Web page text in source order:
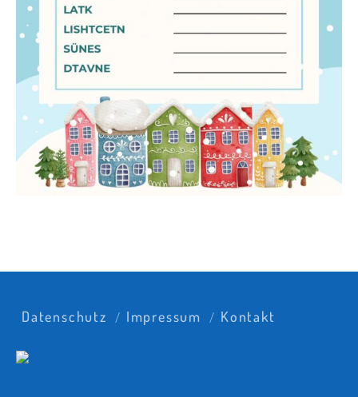
Datenschutz Impressum Kontakt